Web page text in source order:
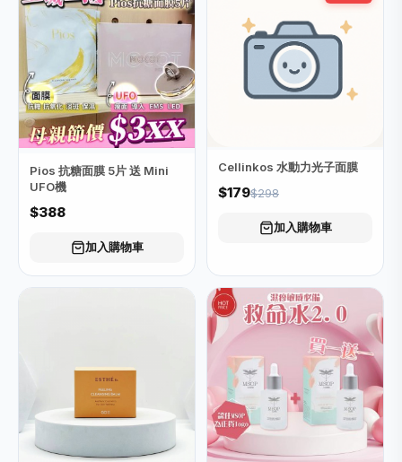
Pios 抗糖面膜 5片 送 Mini
UFO機
$388
加入購物車
Cellinkos 水動力光子面膜
$179$298
加入購物車